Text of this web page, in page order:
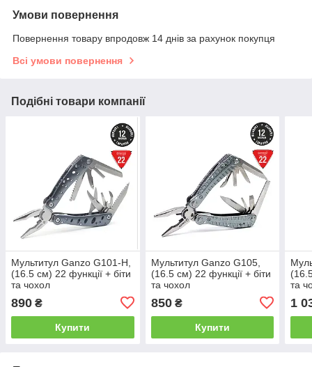
Умови повернення
Повернення товару впродовж 14 днів за рахунок покупця
Всі умови повернення
Подібні товари компанії
Мультитул Ganzo G101-H,
(16.5 см) 22 функції + біти
та чохол
890 ₴
Купити
Мультитул Ganzo G105,
(16.5 см) 22 функції + біти
та чохол
850₴
Купити
та
1